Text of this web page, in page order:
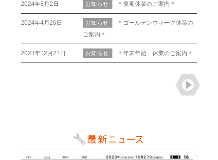
2024年8月2日 お知らせ ＊夏期休業のご案内＊
2024年4月26日 お知らせ
＊ゴールデンウィーク休業の
ご案内＊
2023年12月21日 お知らせ ＊年末年始 休業のご案内＊